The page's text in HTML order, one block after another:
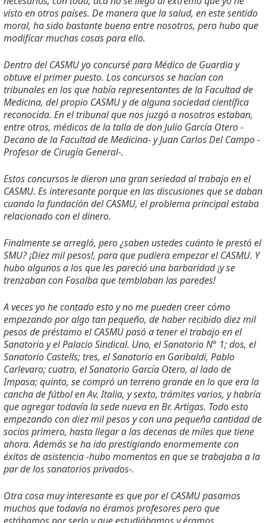
visto en otros países. De manera que la salud, en este sentido
moral, ha sido bastante buena entre nosotros, pero hubo que
modificar muchas cosas para ello.
Dentro del CASMU yo concursé para Médico de Guardia y
obtuve el primer puesto. Los concursos se hacían con
tribunales en los que había representantes de la Facultad de
Medicina, del propio CASMU y de alguna sociedad científica
reconocida. En el tribunal que nos juzgó a nosotros estaban,
entre otros, médicos de la talla de don Julio García Otero -
Decano de la Facultad de Medicina- y Juan Carlos Del Campo -
Profesor de Cirugía General-.
Estos concursos le dieron una gran seriedad al trabajo en el
CASMU. Es interesante porque en las discusiones que se daban
cuando la fundación del CASMU, el problema principal estaba
relacionado con el dinero.
Finalmente se arregló, pero ¿saben ustedes cuánto le prestó el
SMU? ¡Diez mil pesos!, para que pudiera empezar el CASMU. Y
hubo algunos a los que les pareció una barbaridad ¡y se
trenzaban con Fosalba que temblaban las paredes!
A veces yo he contado esto y no me pueden creer cómo
empezando por algo tan pequeño, de haber recibido diez mil
pesos de préstamo el CASMU pasó a tener el trabajo en el
Sanatorio y el Palacio Sindical. Uno, el Sanatorio N° 1; dos, el
Sanatorio Castells; tres, el Sanatorio en Garibaldi, Pablo
Carlevaro; cuatro, el Sanatorio García Otero, al lado de
Impasa; quinto, se compró un terreno grande en lo que era la
cancha de fútbol en Av. Italia, y sexto, trámites varios, y habría
que agregar todavía la sede nueva en Br. Artigas. Todo esto
empezando con diez mil pesos y con una pequeña cantidad de
socios primero, hasta llegar a las decenas de miles que tiene
ahora. Además se ha ido prestigiando enormemente con
éxitos de asistencia -hubo momentos en que se trabajaba a la
par de los sanatorios privados-.
Otra cosa muy interesante es que por el CASMU pasamos
muchos que todavía no éramos profesores pero que